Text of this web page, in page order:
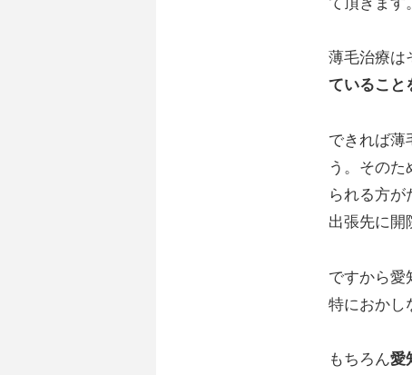
薄毛治療は
ていること
できれば薄
う。その
られる方が
出張先に開
ですから愛
特におかし
もちろん愛